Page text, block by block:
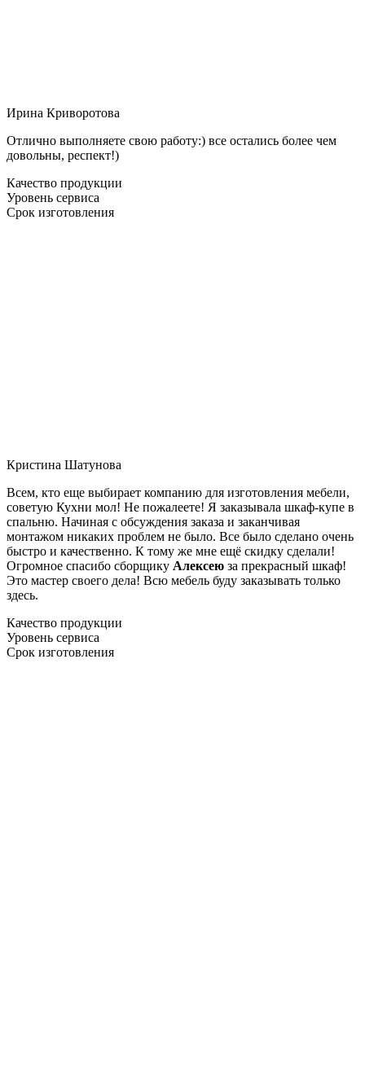
Ирина Криворотова
Отлично выполняете свою работу:) все остались более чем
довольны, респект!)
Качество продукции
Уровень сервиса
Срок изготовления
Кристина Шатунова
Всем, кто еще выбирает компанию для изготовления мебели,
советую Кухни мол! Не пожалеете! Я заказывала шкаф-купе в
спальню. Начиная с обсуждения заказа и заканчивая
монтажом никаких проблем не было. Все было сделано очень
быстро и качественно. К тому же мне ещё скидку сделали!
Огромное спасибо сборщику Алексею за прекрасный шкаф!
Это мастер своего дела! Всю мебель буду заказывать только
здесь.
Качество продукции
Уровень сервиса
Срок изготовления